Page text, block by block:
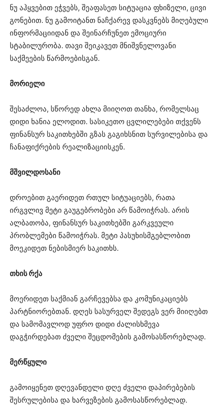
ნუ აჰყვებით ეჭვებს, შეაფასეთ სიტუაცია ფხიზელი, ცივი
გონებით. ნუ გამოიტანთ ნაჩქარევ დასკვნებს მიღებული
ინფორმაციიდან და შეინარჩუნეთ ემოციური
სტაბილურობა. თავი შეიკავეთ მნიშვნელოვანი
საქმეების წარმოებისგან.
მორიელი
შესაძლოა, სწორედ ახლა მიიღოთ თანხა, რომელსაც
დიდი ხანია ელოდით. სასიკეთო ცვლილებები თქვენს
ფინანსურ საკითხებში გზას გაგიხსნით სურვილებისა და
ჩანაფიქრების რეალიზაციისკენ.
მშვილდოსანი
დროებით გაერიდეთ რთულ სიტუაციებს, რათა
ირგვლივ მეტი გაუგებრობები არ წამოიჭრას. არის
ალბათობა, ფინანსურ საკითხებში გარკვეული
პრობლემები წამოიჭრას. მეტი პასუხისმგებლობით
მოეკიდეთ ნებისმიერ საკითხს.
თხის რქა
მოერიდეთ საქმიან გარჩევებსა და კომუნიკაციებს
პარტნიორებთან. დღეს სასურველ შედეგს ვერ მიიღებთ
და სამომავლოდ უფრო დიდი ძალისხმევა
დაგჭირდებათ ძველი შეცდომების გამოსასწორებლად.
მერწყული
გამოიყენეთ დღევანდელი დღე ძველი დაპირებების
შესრულებისა და ხარვეზების გამოსასწორებლად.